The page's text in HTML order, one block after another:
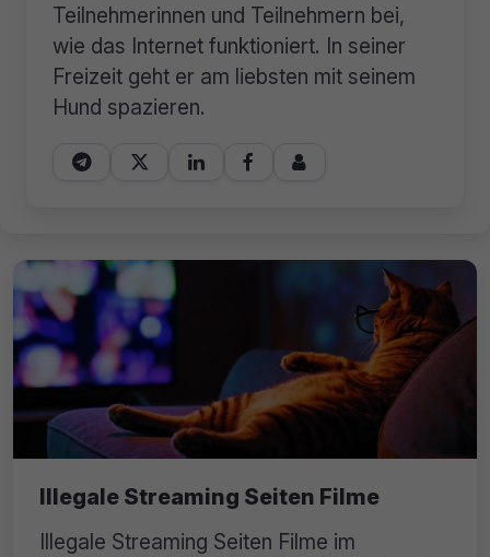
Teilnehmerinnen und Teilnehmern bei,
wie das Internet funktioniert. In seiner
Freizeit geht er am liebsten mit seinem
Hund spazieren.
    
Illegale Streaming Seiten Filme
Illegale Streaming Seiten Filme im